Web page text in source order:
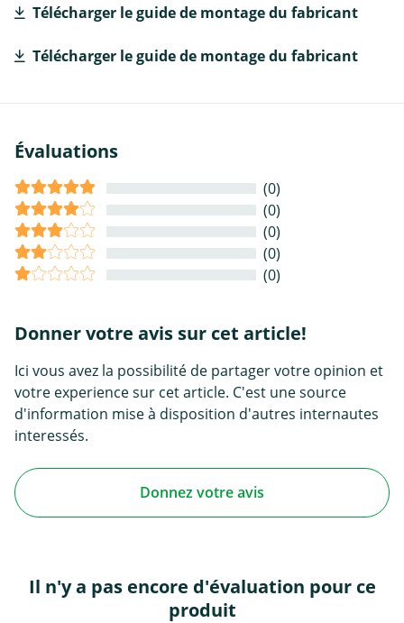
Télécharger le guide de montage du fabricant
Télécharger le guide de montage du fabricant
Évaluations
(0)
(0)
(0)
(0)
(0)
Donner votre avis sur cet article!
Ici vous avez la possibilité de partager votre opinion et
votre experience sur cet article. C'est une source
d'information mise à disposition d'autres internautes
interessés.
Donnez votre avis
Il n'y a pas encore d'évaluation pour ce
produit